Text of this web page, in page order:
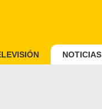
NOTICIAS